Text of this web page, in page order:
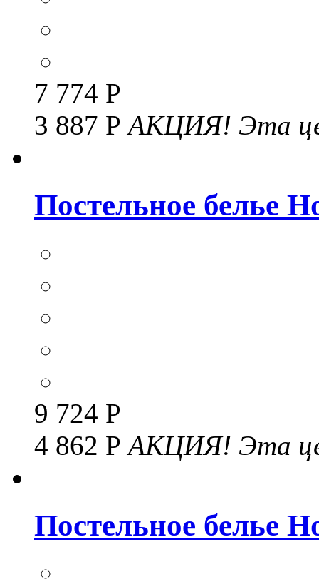
7 774 Р
3 887 РАКЦИЯ! Эта
Постельное белье
9 724 Р
4 862 РАКЦИЯ! Эта
Постельное белье